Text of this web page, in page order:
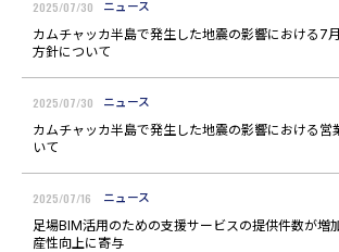
2025/07/30 ニュース
カムチャッカ半島で発生した地震の影響における7
方針について
2025/07/30 ニュース
カムチャッカ半島で発生した地震の影響における営
いて
2025/07/16 ニュース
足場BIM活用のための支援サービスの提供件数が
産性向上に寄与